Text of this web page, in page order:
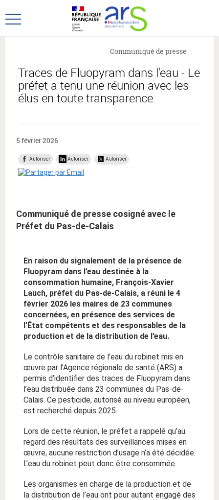
au
menu
au
contenu
Ouvrir
Traces de Fluopyram dans l'eau - Le
préfet a tenu une réunion avec les
élus en toute transparence
Communiqué de presse
5 février 2026
Autoriser Autoriser Autoriser
Communiqué de presse cosigné avec le
Préfet du Pas-de-Calais
En raison du signalement de la présence de
Fluopyram dans l’eau destinée à la
consommation humaine, François-Xavier
Lauch, préfet du Pas-de-Calais, a réuni le 4
février 2026 les maires de 23 communes
concernées, en présence des services de
l’État compétents et des responsables de la
production et de la distribution de l’eau.
Le contrôle sanitaire de l’eau du robinet mis en
œuvre par l’Agence régionale de santé (ARS) a
permis d’identifier des traces de Fluopyram dans
l’eau distribuée dans 23 communes du Pas-de-
Calais. Ce pesticide, autorisé au niveau européen,
est recherché depuis 2025.
Lors de cette réunion, le préfet a rappelé qu’au
regard des résultats des surveillances mises en
œuvre, aucune restriction d’usage n’a été décidée.
L’eau du robinet peut donc être consommée.
Les organismes en charge de la production et de
la distribution de l’eau ont pour autant engagé des